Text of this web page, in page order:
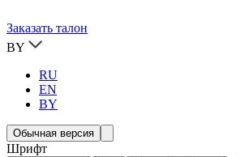
Заказать талон
BY
RU
EN
BY
Обычная версия
Шрифт